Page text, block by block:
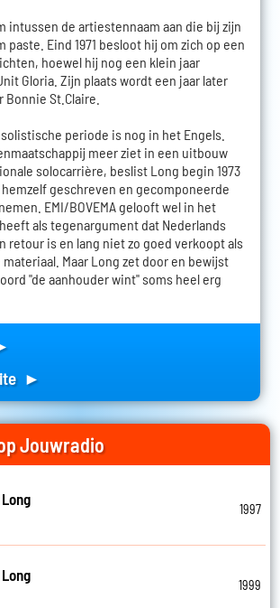
intussen de artiestennaam aan die bij zijn
paste. Eind 1971 besloot hij om zich op een
hoewel hij nog een klein jaar
Gloria. Zijn plaats wordt een jaar later
St.Claire.
periode is nog in het Engels.
meer ziet in een uitbouw
solocarrière, beslist Long begin 1973
geschreven en gecomponeerde
EMI/BOVEMA gelooft wel in het
als tegenargument dat Nederlands
retour is en lang niet zo goed verkoopt als
Maar Long zet door en bewijst
"de aanhouder wint" soms heel erg
►
Jouwradio
1997
1999